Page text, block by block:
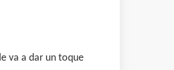
va a dar un toque